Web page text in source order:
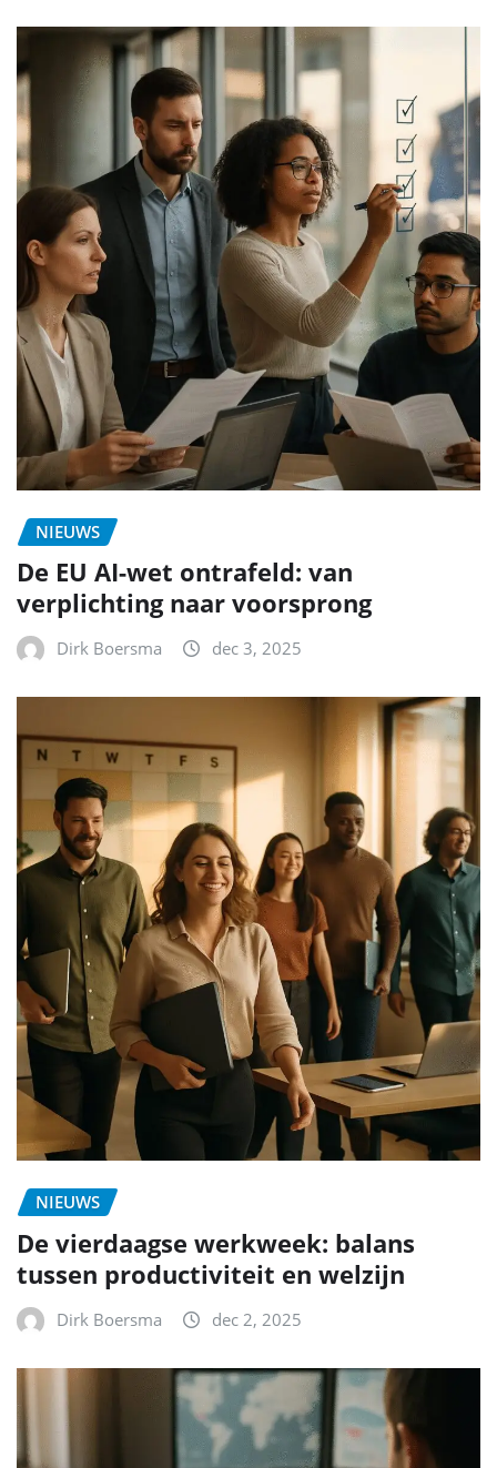
NIEUWS
De EU AI-wet ontrafeld: van
verplichting naar voorsprong
Dirk Boersma dec 3, 2025
NIEUWS
De vierdaagse werkweek: balans
tussen productiviteit en welzijn
Dirk Boersma dec 2, 2025